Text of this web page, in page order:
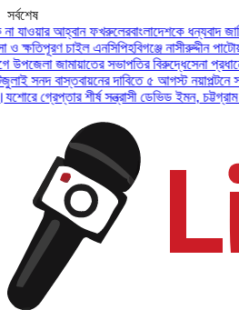
সর্বশেষ
আহ্বান ফখরুলেরবাংলাদেশকে ধন্যবাদ
চাইল এনসিপিহবিগঞ্জে নাসীরুদ্দীন
জামায়াতের সভাপতির বিরুদ্ধেসেনা প্রধানের
বাস্তবায়নের দাবিতে ৫ আগস্ট নয়াপল্টনে
গ্রেপ্তার শীর্ষ সন্ত্রাসী ডেভিড ইমন, চট্টগ্রাম